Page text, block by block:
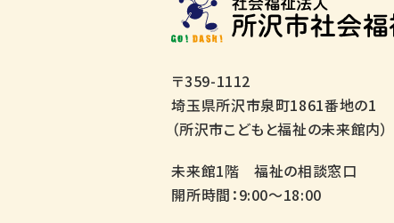
〒359-1112
埼玉県所沢市泉町1861番地の1
（所沢市こどもと福祉の未来館内）
未来館1階 福祉の相談窓口
開所時間：9:00～18:00